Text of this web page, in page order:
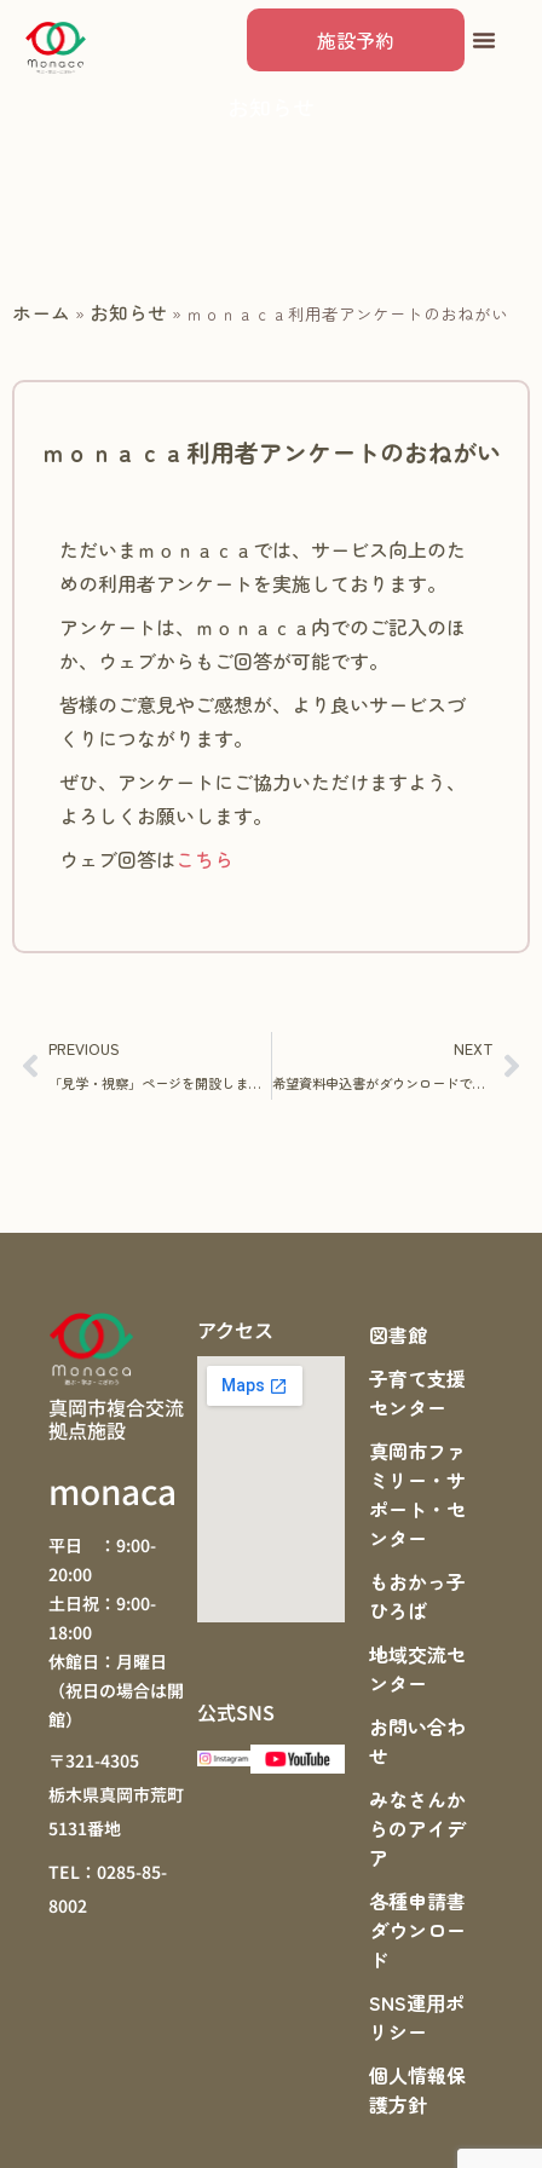
施設予約
ホーム » お知らせ » ｍｏｎａｃａ利用者アンケートのおねがい
ｍｏｎａｃａ利用者アンケートのおねがい
ただいまｍｏｎａｃａでは、サービス向上のた
めの利用者アンケートを実施しております。
アンケートは、ｍｏｎａｃａ内でのご記入のほ
か、ウェブからもご回答が可能です。
皆様のご意見やご感想が、より良いサービスづ
くりにつながります。
ぜひ、アンケートにご協力いただけますよう、
よろしくお願いします。
ウェブ回答はこちら
PREVIOUS
「見学・視察」ページを開設しました
NEXT
希望資料申込書がダウンロードできるようになりました
真岡市複合交流
拠点施設
monaca
平日 ：9:00-
20:00
土日祝：9:00-
18:00
休館日：月曜日
（祝日の場合は開
館）
〒321-4305
栃木県真岡市荒町
5131番地
TEL：0285-85-
8002
アクセス
公式SNS
図書館
子育て支援
センター
真岡市ファ
ミリー・サ
ポート・セ
ンター
もおかっ子
ひろば
地域交流セ
ンター
お問い合わ
せ
みなさんか
らのアイデ
ア
各種申請書
ダウンロー
ド
SNS運⽤ポ
リシー
個人情報保
護方針